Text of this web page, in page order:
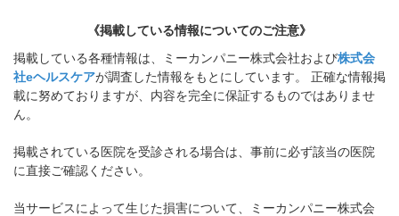
《掲載している情報についてのご注意》
掲載している各種情報は、ミーカンパニー株式会社および株式会
社eヘルスケアが調査した情報をもとにしています。 正確な情報掲
載に努めておりますが、内容を完全に保証するものではありませ
ん。
掲載されている医院を受診される場合は、事前に必ず該当の医院
に直接ご確認ください。
当サービスによって生じた損害について、ミーカンパニー株式会